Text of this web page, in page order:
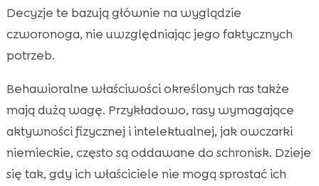
Decyzje te bazują głównie na wyglądzie
czworonoga, nie uwzględniając jego faktycznych
potrzeb.
Behawioralne właściwości określonych ras także
mają dużą wagę. Przykładowo, rasy wymagające
aktywności fizycznej i intelektualnej, jak owczarki
niemieckie, często są oddawane do schronisk. Dzieje
się tak, gdy ich właściciele nie mogą sprostać ich